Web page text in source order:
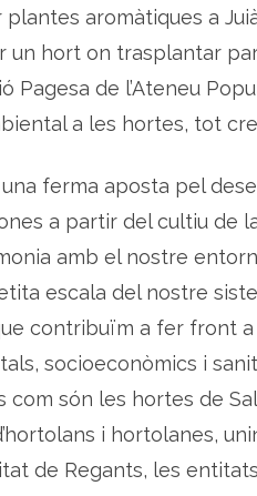
l
s
a
g
o
l
g
a
p
e
r
e
m
o
e
r
a
r
e
aromàtiques a
un hort on trasplantar
Pagesa de l’Ateneu
a les hortes, tot
una ferma aposta pel
a partir del cultiu de
amb el nostre
escala del nostre
contribuïm a fer front a
socioeconòmics i
com són les hortes de
i hortolanes,
de Regants, les